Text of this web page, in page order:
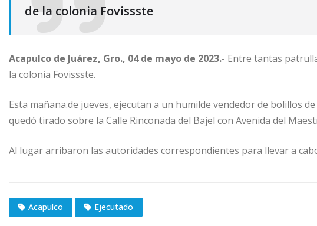
de la colonia Fovissste
Acapulco de Juárez, Gro., 04 de mayo de 2023.- Entre tantas
la colonia Fovissste.
Esta mañana.de jueves, ejecutan a un humilde vendedor de bolillos
quedó tirado sobre la Calle Rinconada del Bajel con Avenida del
Al lugar arribaron las autoridades correspondientes para llevar a
Acapulco Ejecutado